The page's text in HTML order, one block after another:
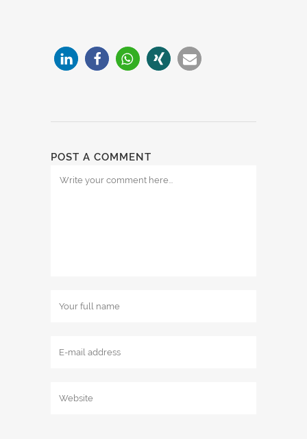
POST A COMMENT